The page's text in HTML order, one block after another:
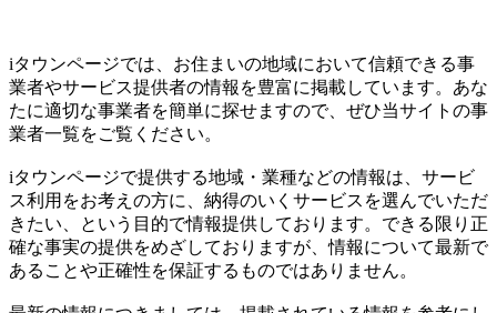
iタウンページでは、お住まいの地域において信頼できる事
業者やサービス提供者の情報を豊富に掲載しています。あな
たに適切な事業者を簡単に探せますので、ぜひ当サイトの事
業者一覧をご覧ください。
iタウンページで提供する地域・業種などの情報は、サービ
ス利用をお考えの方に、納得のいくサービスを選んでいただ
きたい、という目的で情報提供しております。できる限り正
確な事実の提供をめざしておりますが、情報について最新で
あることや正確性を保証するものではありません。